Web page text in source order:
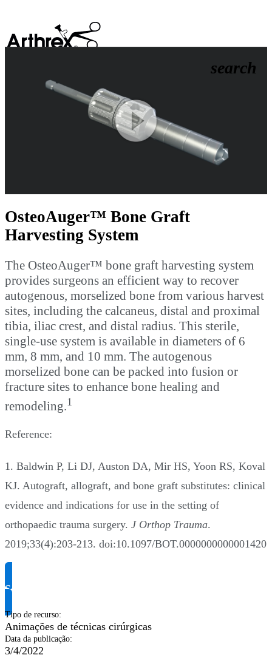
search
Play
Video
OsteoAuger™ Bone Graft
Harvesting System
The OsteoAuger™ bone graft harvesting system
provides surgeons an efficient way to recover
autogenous, morselized bone from various harvest
sites, including the calcaneus, distal and proximal
tibia, iliac crest, and distal radius. This sterile,
single-use system is available in diameters of 6
mm, 8 mm, and 10 mm. The autogenous
morselized bone can be packed into fusion or
fracture sites to enhance bone healing and
remodeling.1
Reference:
1. Baldwin P, Li DJ, Auston DA, Mir HS, Yoon RS, Koval
KJ. Autograft, allograft, and bone graft substitutes: clinical
evidence and indications for use in the setting of
orthopaedic trauma surgery. J Orthop Trauma.
2019;33(4):203-213. doi:10.1097/BOT.0000000000001420
Solicite informação do produto
Tipo de recurso:
Animações de técnicas cirúrgicas
Data da publicação:
3/4/2022